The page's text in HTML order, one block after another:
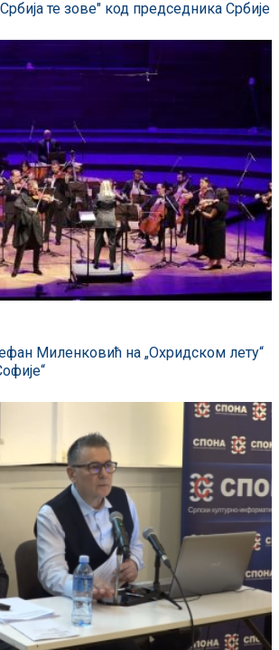
те зове" код председника Србије
Миленковић на „Охридском лету“